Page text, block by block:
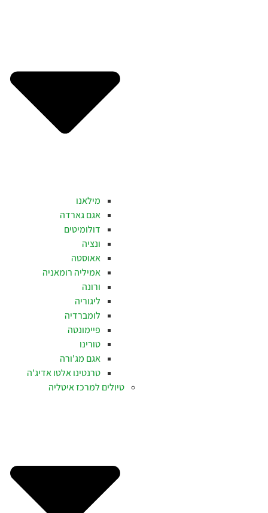
מילאנו
אגם גארדה
דולומיטים
ונציה
אאוסטה
אמיליה רומאניה
ורונה
ליגוריה
לומברדיה
פיימונטה
טורינו
אגם מג'ורה
טרנטינו אלטו אדיג'ה
טיולים למרכז איטליה